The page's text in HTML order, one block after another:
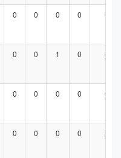
0 0 0 0 0
0 0 1 0 3
0 0 0 0 0
0 0 0 0 2